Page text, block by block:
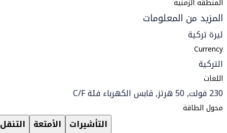
المنطقة الزمنية
المزيد من المعلومات
ليرة تركية
Currency
التركية
اللغات
230 فولت, 50 هرتز, قابس الكهرباء فئة C/F
محول الطاقة
التنقل الأمتعة التأشيرات